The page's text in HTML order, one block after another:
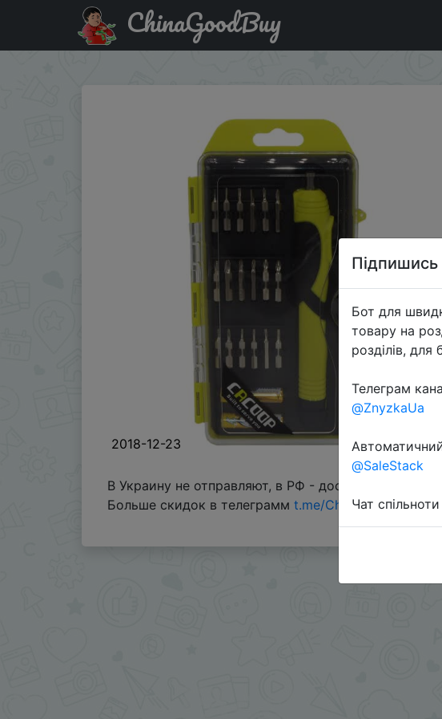
Промокод на знижку XMS3 Электроотвёртка CACOOP AAAYFT-PC21.
ChinaGoodBuy
2018-12-23
В Украину не отправляют, в РФ - доставка
Больше скидок в телеграмм t.me/ChinaGoodBuy
Підпишись
Бот для
товару на
розділів, для
Телеграм
@ZnyzkaUa
@SaleStack
Чат